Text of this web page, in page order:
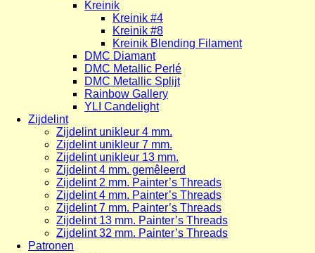
Kreinik
Kreinik #4
Kreinik #8
Kreinik Blending Filament
DMC Diamant
DMC Metallic Perlé
DMC Metallic Splijt
Rainbow Gallery
YLI Candelight
Zijdelint
Zijdelint unikleur 4 mm.
Zijdelint unikleur 7 mm.
Zijdelint unikleur 13 mm.
Zijdelint 4 mm. gemêleerd
Zijdelint 2 mm. Painter’s Threads
Zijdelint 4 mm. Painter’s Threads
Zijdelint 7 mm. Painter’s Threads
Zijdelint 13 mm. Painter’s Threads
Zijdelint 32 mm. Painter’s Threads
Patronen